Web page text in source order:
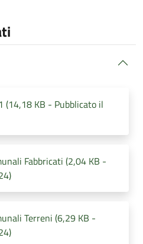
(14,18 KB - Pubblicato il
Fabbricati (2,04 KB -
Terreni (6,29 KB -